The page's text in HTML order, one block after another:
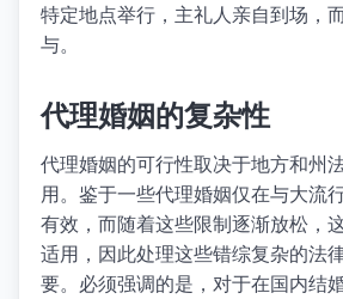
特定地点举行，主礼人亲自到场，
与。
代理婚姻的复杂性
代理婚姻的可行性取决于地方和州
用。鉴于一些代理婚姻仅在与大流
有效，而随着这些限制逐渐放松，
适用，因此处理这些错综复杂的法
要。必须强调的是，对于在国内结